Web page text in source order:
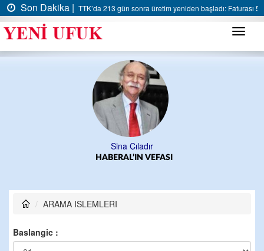
Son Dakika | TTK’da 213 gün sonra üretim yeniden başladı: Faturası 5
Menü
Sina Çıladır
HABERAL’IN VEFASI
ARAMA ISLEMLERI
Baslangic :